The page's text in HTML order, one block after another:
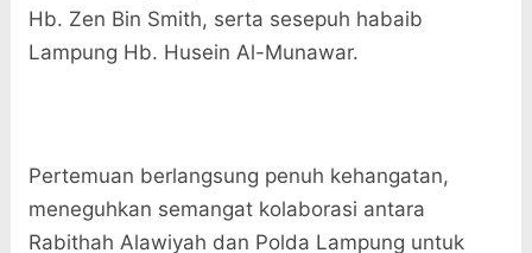
Hb. Zen Bin Smith, serta sesepuh habaib
Lampung Hb. Husein Al-Munawar.
Pertemuan berlangsung penuh kehangatan,
meneguhkan semangat kolaborasi antara
Rabithah Alawiyah dan Polda Lampung untuk